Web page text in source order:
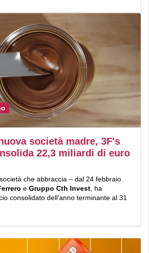
società madre, 3F's
22,3 miliardi di euro
società che abbraccia – dal 24 febbraio
e Gruppo Cth Invest , ha
consolidato dell’anno terminante al 31